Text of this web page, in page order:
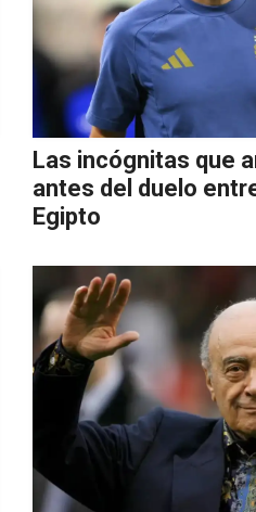
Las incógnitas que
antes del duelo
Egipto